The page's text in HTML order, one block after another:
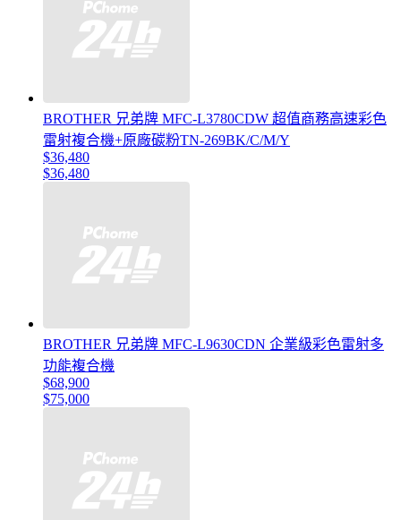
BROTHER 兄弟牌 MFC-L3780CDW 超值商務高速彩色
雷射複合機+原廠碳粉TN-269BK/C/M/Y
$36,480
$36,480
BROTHER 兄弟牌 MFC-L9630CDN 企業級彩色雷射多
功能複合機
$68,900
$75,000